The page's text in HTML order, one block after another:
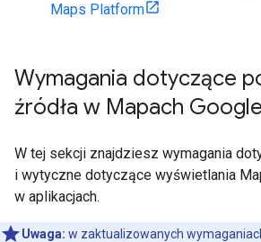
Maps Platform
Wymagania dotyczące
źródła w Mapach Google
W tej sekcji znajdziesz wymagania
i wytyczne dotyczące wyświetlania
w aplikacjach.
Uwaga: w zaktualizowanych